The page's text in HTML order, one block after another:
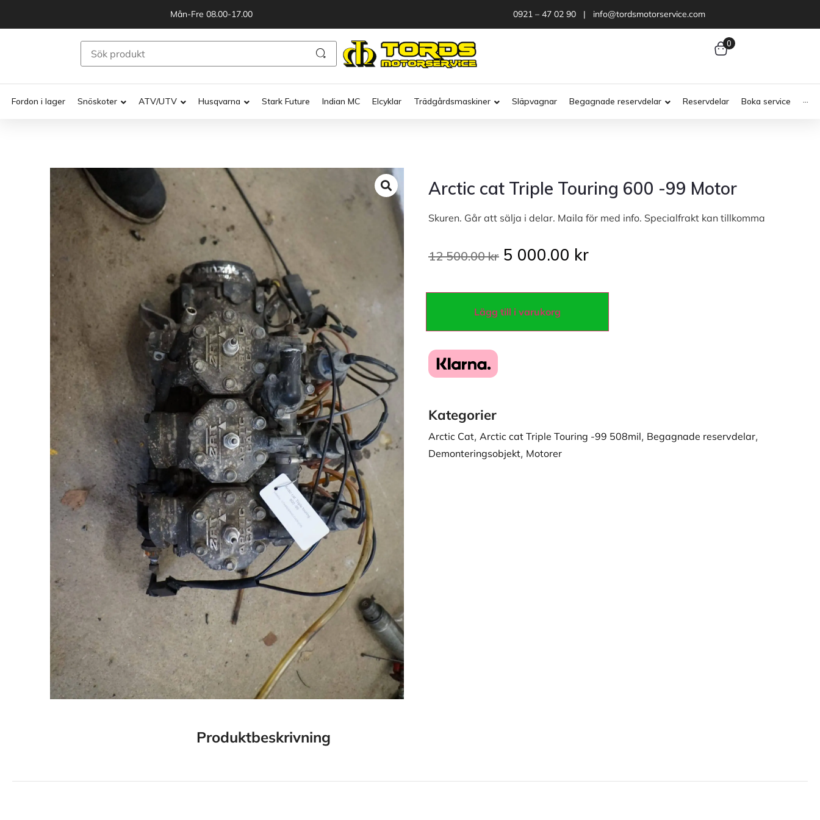
Mån-Fre 08.00-17.00 0921 – 47 02 90 | info@tordsmotorservice.com
0
Fordon i lager Snöskoter ATV/UTV Husqvarna Stark Future Indian MC Elcyklar Trädgårdsmaskiner Släpvagnar Begagnade reservdelar Reservdelar Boka service ···
Arctic cat Triple Touring 600 -99 Motor
Skuren. Går att sälja i delar. Maila för med info. Specialfrakt kan tillkomma
12 500.00kr 5 000.00 kr
Lägg till i varukorg
Kategorier
Arctic Cat, Arctic cat Triple Touring -99 508mil, Begagnade reservdelar,
Demonteringsobjekt, Motorer
Produktbeskrivning